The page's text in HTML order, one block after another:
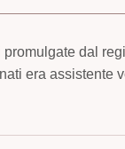
dal
era assistente